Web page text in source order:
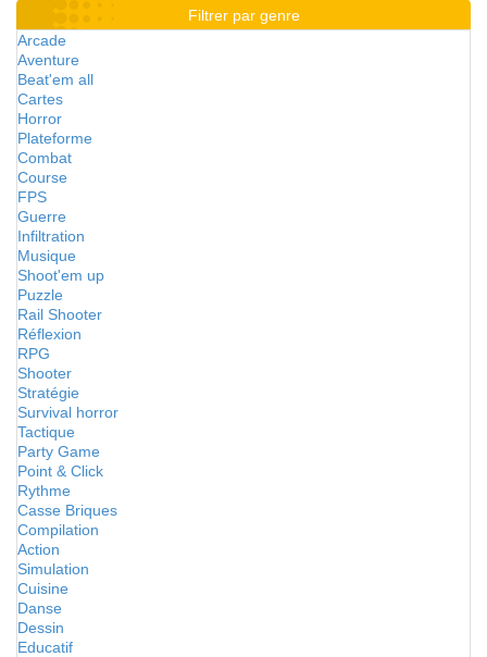
Filtrer par genre
Arcade
Aventure
Beat'em all
Cartes
Horror
Plateforme
Combat
Course
FPS
Guerre
Infiltration
Musique
Shoot'em up
Puzzle
Rail Shooter
Réflexion
RPG
Shooter
Stratégie
Survival horror
Tactique
Party Game
Point & Click
Rythme
Casse Briques
Compilation
Action
Simulation
Cuisine
Danse
Dessin
Educatif